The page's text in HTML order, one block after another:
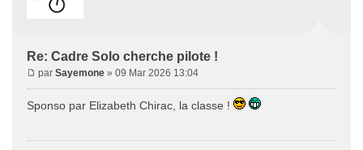
Re: Cadre Solo cherche pilote !
par Sayemone » 09 Mar 2026 13:04
Sponso par Elizabeth Chirac, la classe !